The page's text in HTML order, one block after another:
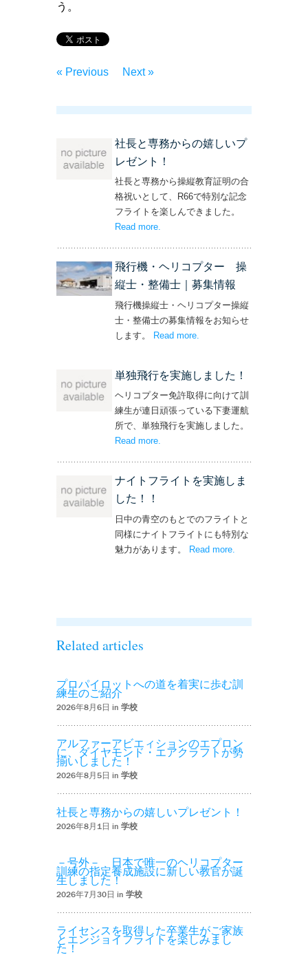
う。
« Previous Next »
社長と専務からの嬉しいプ
レゼント！
社長と専務から操縦教育証明の合
格祝いとして、R66で特別な記念
フライトを楽しんできました。
Read more– ‘社長と専務からの嬉しいプレゼン
.
飛行機・ヘリコプター 操
縦士・整備士｜募集情報
飛行機操縦士・ヘリコプター操縦
士・整備士の募集情報をお知らせ
します。
Read more
単独飛行を実施しました！
ヘリコプター免許取得に向けて訓
練生が連日頑張っている下妻運航
所で、単独飛行を実施しました。
Read more– ‘単独飛行を実施しました！’
.
ナイトフライトを実施しま
した！！
日中の青空のもとでのフライトと
同様にナイトフライトにも特別な
魅力があります。 Read more
Related articles
プロパイロットへの道を着実に歩む訓
練生のご紹介
2026年8月6日 in 学校
アルファーアビエィションのエプロン
に、ダイヤモンド・エアクラフトが勢
揃いしました！
2026年8月5日 in 学校
社長と専務からの嬉しいプレゼント！
2026年8月1日 in 学校
－号外－ 日本で唯一のヘリコプター
訓練の指定養成施設に新しい教官が誕
生しました！
2026年7月30日 in 学校
ライセンスを取得した卒業生がご家族
とエンジョイフライトを楽しみまし
た！